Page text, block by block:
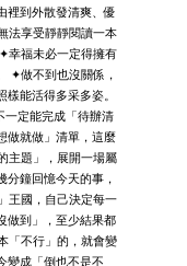
裡到外散發清爽、優
法享受靜靜閱讀一本
幸福未必一定得擁有
✦做不到也沒關係，
能活得多采多姿。
一定能完成「待辦清
做就做」清單，這麼
主題」，展開一場屬
鐘回憶今天的事，
王國，自己決定每一
做到」，至少結果都
「不行」的，就會變
變成「倒也不是不